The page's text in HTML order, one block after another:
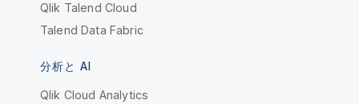
Qlik Talend Cloud
Talend Data Fabric
分析と AI
Qlik Cloud Analytics